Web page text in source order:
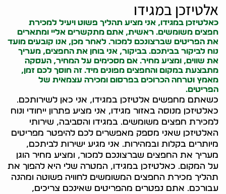
אלטיזכן במגידו
כאלטיזכן במגידו, אני מציע תהליך פשוט ויעיל למכירת
חפצים משומשים. ראשית, אתם מתקשרים אליי ומתארים
את הפריטים שברצונכם למכור. לאחר מכן, אנו קובעים מועד
נוח לביקור בביתכם. בביקור, אני בוחן את החפצים, מעריך
את שווים, ומציע מחיר. אם מסכימים על המחיר, העסקה
מתבצעת במקום והחפצים מפונים מיד. זה חוסך לכם זמן,
מאמץ וטרחה הכרוכים בפרסום ומכירה עצמאית של
הפריטים.
כשאתם מחפשים אלטיזכן במגידו, אני כאן לשירותכם.
כאלטיזכן מנוסה באזור מגידו, אני מציע פתרון ייחודי ונוח
למכירת חפצים משומשים. במגידו והסביבה, שירותי
האלטיזכן שאני מספק מאפשרים לכם להיפטר מפריטים
מיותרים בקלות ובמהירות. אני מגיע ישירות לביתכם,
מעריך את החפצים שברצונכם למכור, ומציע מחיר הוגן
על המקום. כאלטיזכן במגידו, המטרה שלי היא להפוך את
תהליך מכירת החפצים המשומשים לחוויה פשוטה ומהנה
עבורכם. אתם נפטרים מהפריטים שאינכם צריכים,